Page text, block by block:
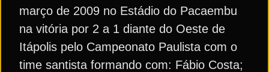
março de 2009 no Estádio do Pacaembu
na vitória por 2 a 1 diante do Oeste de
Itápolis pelo Campeonato Paulista com o
time santista formando com: Fábio Costa;